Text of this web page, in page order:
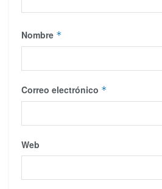
Nombre *
Correo electrónico *
Web